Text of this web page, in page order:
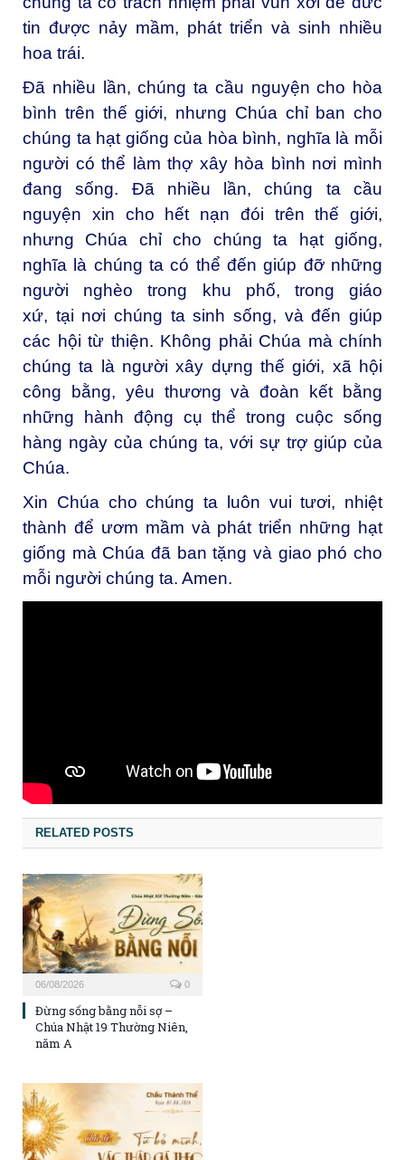
tin được nảy mầm, phát triển và sinh nhiều
hoa trái.
Đã nhiều lần, chúng ta cầu nguyện cho hòa
bình trên thế giới, nhưng Chúa chỉ ban cho
chúng ta hạt giống của hòa bình, nghĩa là mỗi
người có thể làm thợ xây hòa bình nơi mình
đang sống. Đã nhiều lần, chúng ta cầu
nguyện xin cho hết nạn đói trên thế giới,
nhưng Chúa chỉ cho chúng ta hạt giống,
nghĩa là chúng ta có thể đến giúp đỡ những
người nghèo trong khu phố, trong giáo
xứ, tại nơi chúng ta sinh sống, và đến giúp
các hội từ thiện. Không phải Chúa mà chính
chúng ta là người xây dựng thế giới, xã hội
công bằng, yêu thương và đoàn kết bằng
những hành động cụ thể trong cuộc sống
hàng ngày của chúng ta, với sự trợ giúp của
Chúa.
Xin Chúa cho chúng ta luôn vui tươi, nhiệt
thành để ươm mầm và phát triển những hạt
giống mà Chúa đã ban tặng và giao phó cho
mỗi người chúng ta. Amen.
RELATED POSTS
06/08/2026 0
Đừng sống bằng nỗi sợ –
Chúa Nhật 19 Thường Niên,
năm A